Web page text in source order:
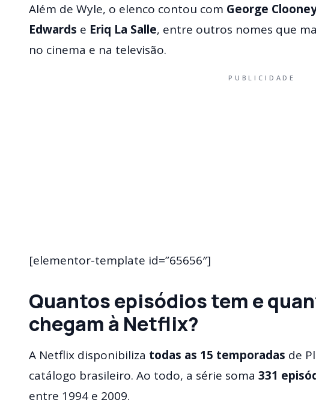
Além de Wyle, o elenco contou com George
Edwards e Eriq La Salle, entre outros nomes que
no cinema e na televisão.
PUBLICIDADE
[elementor-template id=”65656″]
Quantos episódios tem e
chegam à Netflix?
A Netflix disponibiliza todas as 15 temporadas de
catálogo brasileiro. Ao todo, a série soma 331
entre 1994 e 2009.